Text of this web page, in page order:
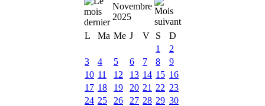
Novembre
2025
L
Ma Me J V S
D
1
2
3
4 5 6 7 8
9
10 11 12 13 14 15 16
17 18 19 20 21 22 23
24 25 26 27 28 29 30